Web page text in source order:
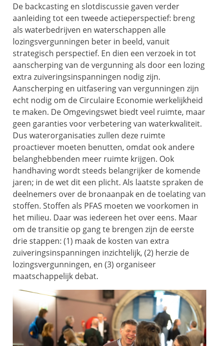
De backcasting en slotdiscussie gaven verder
aanleiding tot een tweede actieperspectief: breng
als waterbedrijven en waterschappen alle
lozingsvergunningen beter in beeld, vanuit
strategisch perspectief. En dien een verzoek in tot
aanscherping van de vergunning als door een lozing
extra zuiveringsinspanningen nodig zijn.
Aanscherping en uitfasering van vergunningen zijn
echt nodig om de Circulaire Economie werkelijkheid
te maken. De Omgevingswet biedt veel ruimte, maar
geen garanties voor verbetering van waterkwaliteit.
Dus waterorganisaties zullen deze ruimte
proactiever moeten benutten, omdat ook andere
belanghebbenden meer ruimte krijgen. Ook
handhaving wordt steeds belangrijker de komende
jaren; in de wet dit een plicht. Als laatste spraken de
deelnemers over de bronaanpak en de toelating van
stoffen. Stoffen als PFAS moeten we voorkomen in
het milieu. Daar was iedereen het over eens. Maar
om de transitie op gang te brengen zijn de eerste
drie stappen: (1) maak de kosten van extra
zuiveringsinspanningen inzichtelijk, (2) herzie de
lozingsvergunningen, en (3) organiseer
maatschappelijk debat.